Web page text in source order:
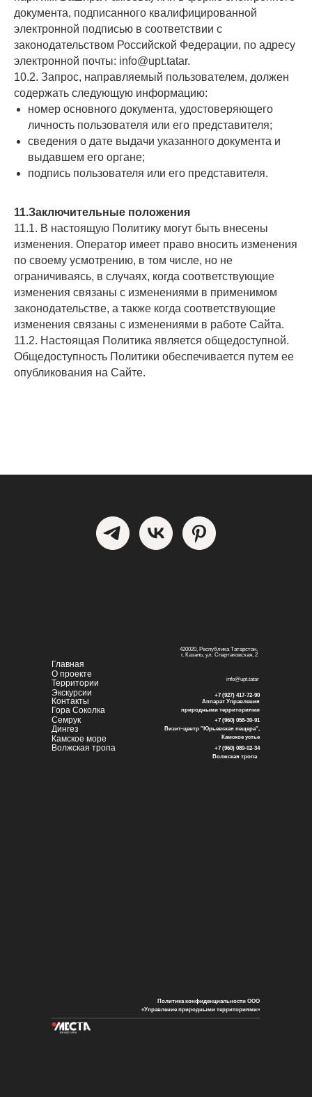
документа, подписанного квалифицированной
электронной подписью в соответствии с
законодательством Российской Федерации, по адресу
электронной почты: info@upt.tatar.
10.2. Запрос, направляемый пользователем, должен
содержать следующую информацию:
номер основного документа, удостоверяющего
личность пользователя или его представителя;
сведения о дате выдачи указанного документа и
выдавшем его органе;
подпись пользователя или его представителя.
11.Заключительные положения
11.1. В настоящую Политику могут быть внесены
изменения. Оператор имеет право вносить изменения
по своему усмотрению, в том числе, но не
ограничиваясь, в случаях, когда соответствующие
изменения связаны с изменениями в применимом
законодательстве, а также когда соответствующие
изменения связаны с изменениями в работе Сайта.
11.2. Настоящая Политика является общедоступной.
Общедоступность Политики обеспечивается путем ее
опубликования на Сайте.
Главная
О проекте
Территории
Экскурсии
Гора Соколка
Семрук
Дингез
Камское море
Аппарат Управления
природными территориями
Политика конфиденциальности ООО
«Управление природными территориями»
Визит-центр "Юрьевская пещера",
Камское устье
+7 (960) 058-30-91
+7 (927) 417-72-90
Волжская тропа
+7 (960) 089-02-34
Волжская тропа
420020, Республика Татарстан,
г. Казань, ул. Спартаковская, 2
info@upt.tatar
Контакты